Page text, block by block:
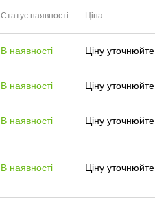
Статус наявності Ціна
В наявності Ціну уточнюйте
В наявності Ціну уточнюйте
В наявності Ціну уточнюйте
В наявності Ціну уточнюйте